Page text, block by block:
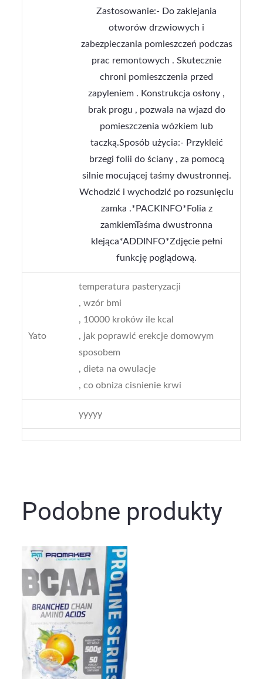
Zastosowanie:- Do zaklejania
otworów drzwiowych i
zabezpieczania pomieszczeń podczas
prac remontowych . Skutecznie
chroni pomieszczenia przed
zapyleniem . Konstrukcja osłony ,
brak progu , pozwala na wjazd do
pomieszczenia wózkiem lub
taczką.Sposób użycia:- Przykleić
brzegi folii do ściany , za pomocą
silnie mocującej taśmy dwustronnej.
Wchodzić i wychodzić po rozsunięciu
zamka .*PACKINFO*Folia z
zamkiemTaśma dwustronna
klejąca*ADDINFO*Zdjęcie pełni
funkcję poglądową.
Yato
temperatura pasteryzacji
, wzór bmi
, 10000 kroków ile kcal
, jak poprawić erekcje domowym
sposobem
, dieta na owulacje
, co obniza cisnienie krwi
yyyyy
Podobne produkty